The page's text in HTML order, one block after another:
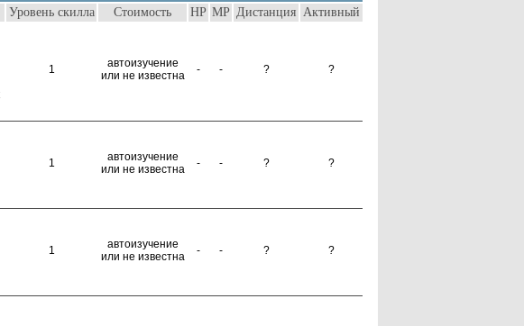
Уровень скилла Стоимость HP MP Дистанция Активный
1
автоизучение
или не известна
- - ? ?
1
автоизучение
или не известна
- - ? ?
1
автоизучение
или не известна
- - ? ?